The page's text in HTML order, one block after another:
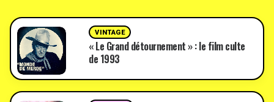
VINTAGE
« Le Grand détournement » : le film culte
de 1993